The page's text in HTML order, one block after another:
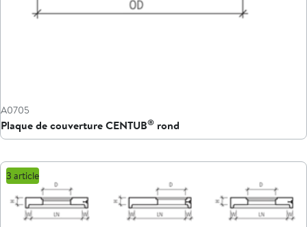
A0705
Plaque de couverture CENTUB® rond
3 article